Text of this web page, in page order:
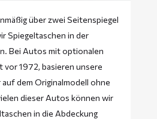
über zwei Seitenspiegel
Spiegeltaschen in der
Bei Autos mit optionalen
vor 1972, basieren unsere
dem Originalmodell ohne
dieser Autos können wir
in die Abdeckung